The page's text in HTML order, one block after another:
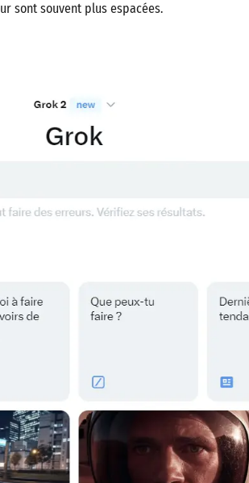
sont souvent plus espacées.